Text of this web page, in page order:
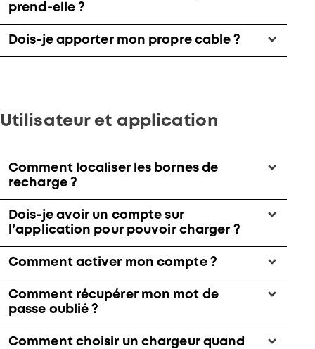
prend-elle ?
Dois-je apporter mon propre cable ?
Utilisateur et application
Comment localiser les bornes de
recharge ?
Dois-je avoir un compte sur
l’application pour pouvoir charger ?
Comment activer mon compte ?
Comment récupérer mon mot de
passe oublié ?
Comment choisir un chargeur quand